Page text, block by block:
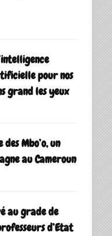
pour nos
grand les yeux
Mbo’o, un
au Cameroun
au grade de
d’Etat